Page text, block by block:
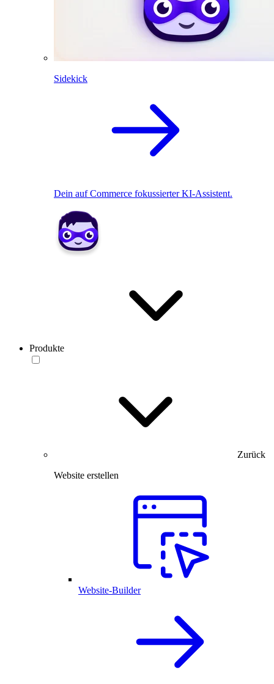
Sidekick
Dein auf Commerce fokussierter KI-Assistent.
Produkte
Zurück
Website erstellen
Website-Builder